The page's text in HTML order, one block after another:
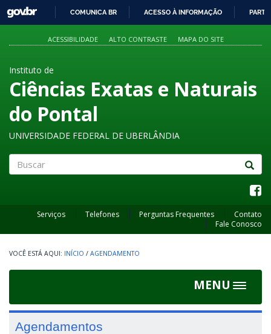
PARA
O
GOVBR
COMUNICA BR ACESSO À INFORMAÇÃO
ACESSIBILIDADE ALTO CONTRASTE MAPA DO SITE
Instituto de
Ciências Exatas e Naturais
do Pontal
UNIVERSIDADE FEDERAL DE UBERLÂNDIA
Serviços Telefones Perguntas Frequentes
Contato
Fale Conosco
INÍCIO / AGENDAMENTO
MENU
Toggle
Agendamentos